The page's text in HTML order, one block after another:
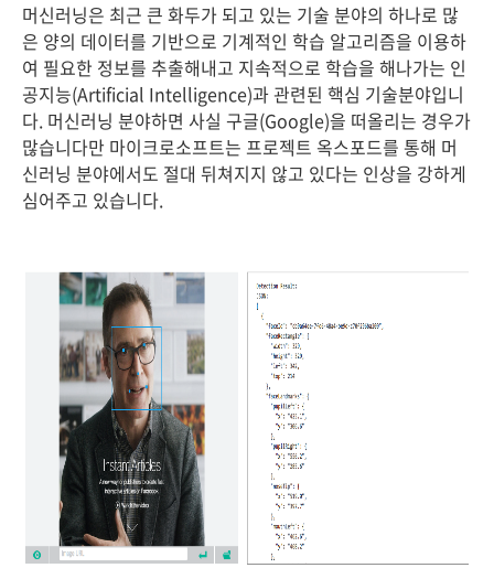
머신러닝은 최근 큰 화두가 되고 있는 기술 분야의 하나로 많
은 양의 데이터를 기반으로 기계적인 학습 알고리즘을 이용하
여 필요한 정보를 추출해내고 지속적으로 학습을 해나가는 인
공지능(Artificial Intelligence)과 관련된 핵심 기술분야입니
다. 머신러닝 분야하면 사실 구글(Google)을 떠올리는 경우가
많습니다만 마이크로소프트는 프로젝트 옥스포드를 통해 머
신러닝 분야에서도 절대 뒤쳐지지 않고 있다는 인상을 강하게
심어주고 있습니다.